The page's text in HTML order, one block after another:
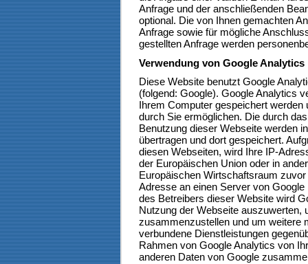
Anfrage und der anschließenden
optional. Die von Ihnen gemachten
Anfrage sowie für mögliche
gestellten Anfrage werden
Verwendung von Google Analytics
Diese Website benutzt Google
(folgend: Google). Google Analytics
Ihrem Computer gespeichert werden
durch Sie ermöglichen. Die durch
Benutzung dieser Webseite werden
übertragen und dort gespeichert.
diesen Webseiten, wird Ihre IP-
der Europäischen Union oder in
Europäischen Wirtschaftsraum
Adresse an einen Server von
des Betreibers dieser Website wird
Nutzung der Webseite auszuwerten,
zusammenzustellen und um weitere
verbundene Dienstleistungen
Rahmen von Google Analytics von
anderen Daten von Google